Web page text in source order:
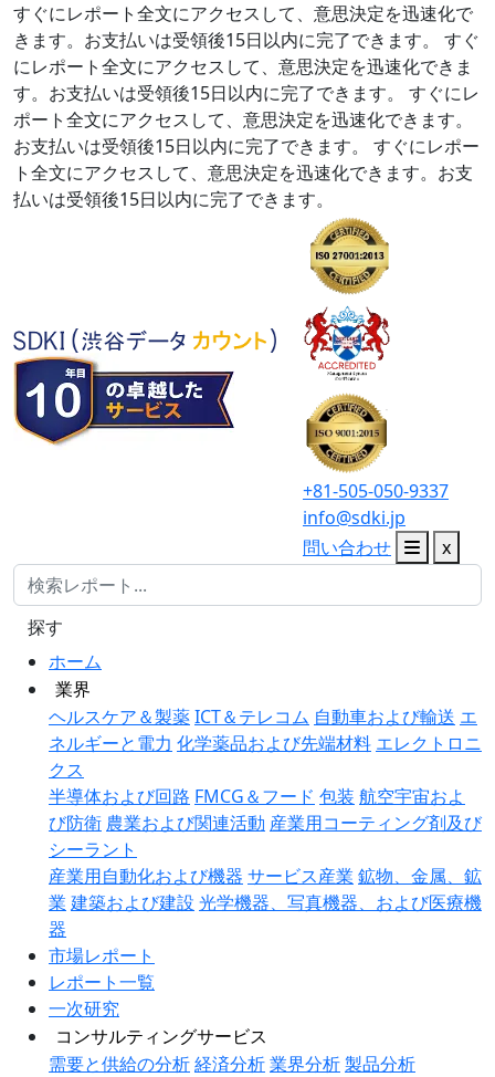
すぐにレポート全文にアクセスして、意思決定を迅速化で
きます。お支払いは受領後15日以内に完了できます。
すぐ
にレポート全文にアクセスして、意思決定を迅速化できま
す。お支払いは受領後15日以内に完了できます。
すぐにレ
ポート全文にアクセスして、意思決定を迅速化できます。
お支払いは受領後15日以内に完了できます。
すぐにレポー
ト全文にアクセスして、意思決定を迅速化できます。お支
払いは受領後15日以内に完了できます。
+81-505-050-9337
info@sdki.jp
問い合わせ
x
ホーム
業界
ヘルスケア＆製薬ICT＆テレコム 自動車および輸送 エ
ネルギーと電力 化学薬品および先端材料 エレクトロニ
クス
半導体および回路 FMCG＆フード 包装 航空宇宙およ
び防衛 農業および関連活動 産業用コーティング剤及び
シーラント
産業用自動化および機器 サービス産業 鉱物、金属、鉱
業 建築および建設 光学機器、写真機器、および医療機
器
市場レポート
レポート一覧
一次研究
コンサルティングサービス
需要と供給の分析経済分析業界分析製品分析
探す